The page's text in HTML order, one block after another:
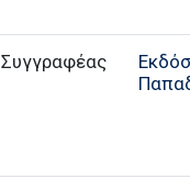
Συγγραφέας